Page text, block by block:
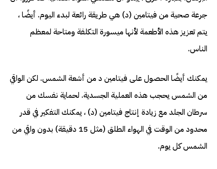
جرعة صحية من فيتامين (د) هي طريقة رائعة لبدء اليوم. أيضًا ،
يتم تعزيز هذه الأطعمة لأنها ميسورة التكلفة ومتاحة لمعظم
الناس.
يمكنك أيضًا الحصول على فيتامين د من أشعة الشمس. لكن الواقي
من الشمس يحجب هذه العملية الجسدية. لحماية نفسك من
سرطان الجلد مع زيادة إنتاج فيتامين (د) ، يمكنك التفكير في قدر
محدود من الوقت في الهواء الطلق (مثل 15 دقيقة) بدون واقي من
الشمس كل يوم.